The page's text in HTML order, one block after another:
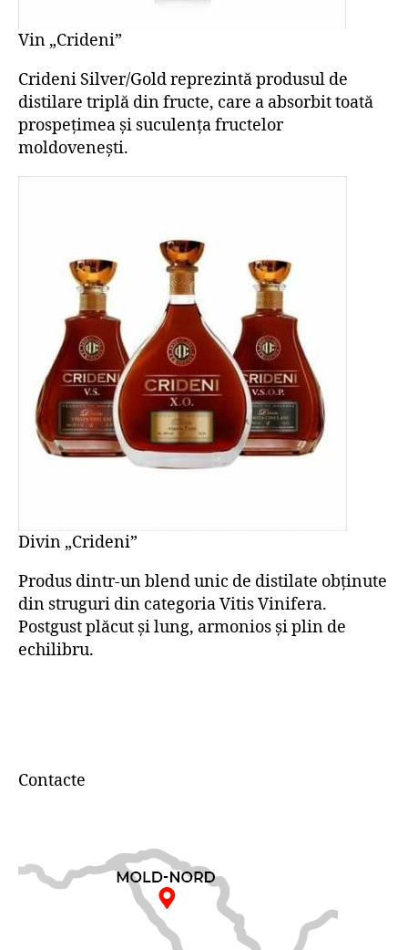
Vin „Crideni”
Crideni Silver/Gold reprezintă produsul de
distilare triplă din fructe, care a absorbit toată
prospețimea și suculența fructelor
moldovenești.
Divin „Crideni”
Produs dintr-un blend unic de distilate obținute
din struguri din categoria Vitis Vinifera.
Postgust plăcut și lung, armonios și plin de
echilibru.
Contacte